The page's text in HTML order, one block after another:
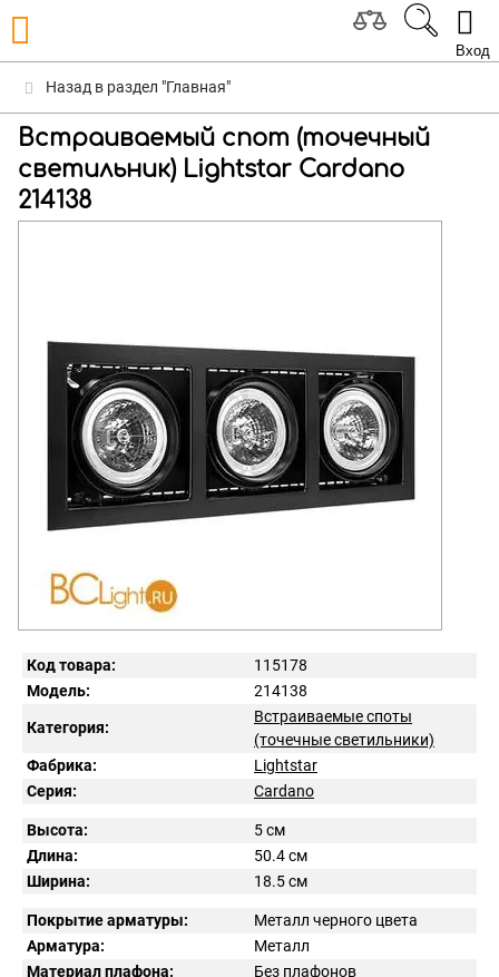
Вход
Назад в раздел "Главная"
Встраиваемый спот (точечный
светильник) Lightstar Cardano
214138
Код товара:
115178
Модель:
214138
Категория:
Встраиваемые споты
(точечные светильники)
Фабрика:
Lightstar
Серия:
Cardano
Высота:
5 см
Длина:
50.4 см
Ширина:
18.5 см
Покрытие арматуры:
Металл черного цвета
Арматура:
Металл
Материал плафона:
Без плафонов